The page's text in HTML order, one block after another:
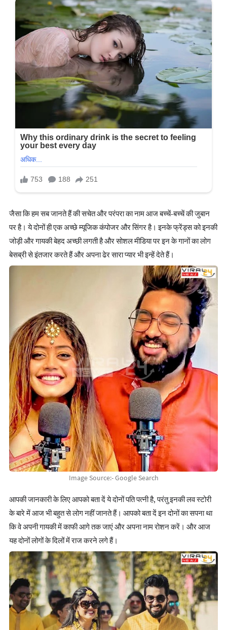
जैसा कि हम सब जानते हैं की सचेत और परंपरा का नाम आज बच्चें-बच्चें की जुबान
पर है। ये दोनों ही एक अच्छे म्यूजिक कंपोजर और सिंगर है। इनके फ्रेंड्स को इनकी
जोड़ी और गायकी बेहद अच्छी लगती है और सोशल मीडिया पर इन के गानों का लोग
बेसब्री से इंतजार करते हैं और अपना ढेर सारा प्यार भी इन्हें देते हैं।
Image Source:- Google Search
आपकी जानकारी के लिए आपको बता दें ये दोनों पति पत्नी है, परंतु इनकी लव स्टोरी
के बारे में आज भी बहुत से लोग नहीं जानते हैं। आपको बता दें इन दोनों का सपना था
कि वे अपनी गायकी में काफी आगे तक जाएं और अपना नाम रोशन करें। और आज
यह दोनों लोगों के दिलों में राज करने लगे हैं।